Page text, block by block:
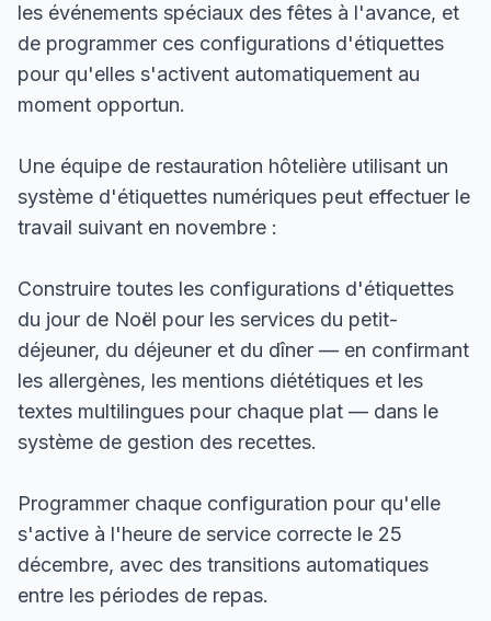
les événements spéciaux des fêtes à l'avance, et
de programmer ces configurations d'étiquettes
pour qu'elles s'activent automatiquement au
moment opportun.
Une équipe de restauration hôtelière utilisant un
système d'étiquettes numériques peut effectuer le
travail suivant en novembre :
Construire toutes les configurations d'étiquettes
du jour de Noël pour les services du petit-
déjeuner, du déjeuner et du dîner — en confirmant
les allergènes, les mentions diététiques et les
textes multilingues pour chaque plat — dans le
système de gestion des recettes.
Programmer chaque configuration pour qu'elle
s'active à l'heure de service correcte le 25
décembre, avec des transitions automatiques
entre les périodes de repas.